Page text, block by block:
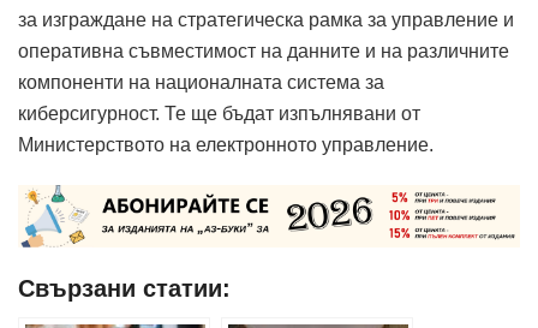
за изграждане на стратегическа рамка за управление и
оперативна съвместимост на данните и на различните
компоненти на националната система за
киберсигурност. Те ще бъдат изпъл­нявани от
Министерството на електронното управление.
Свързани статии: